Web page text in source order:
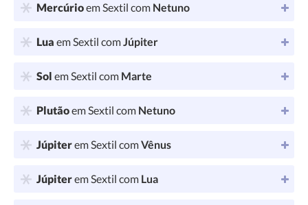
Mercúrioem Sextil com Netuno
Lua em Sextil comJúpiter
Sol em Sextil com Marte
Plutãoem Sextil com Netuno
Júpiterem Sextil comVênus
Júpiterem Sextil com Lua